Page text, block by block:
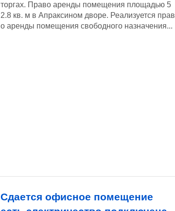
торгах. Право аренды помещения площадью 5
2.8 кв. м в Апраксином дворе. Реализуется прав
о аренды помещения свободного назначения...
Сдается офисное помещение